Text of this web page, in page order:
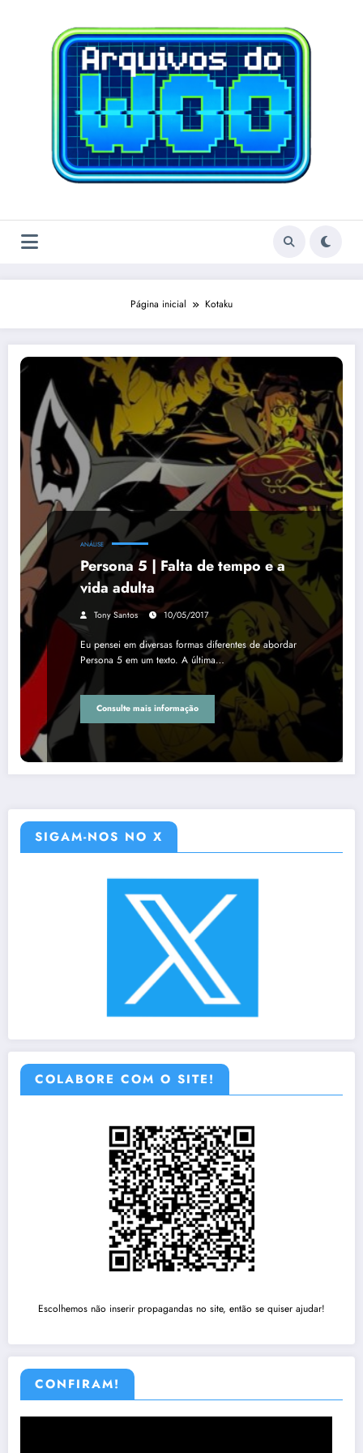
Página inicial Kotaku
ANÁLISE
Persona 5 | Falta de tempo e a
vida adulta
Tony Santos 10/05/2017
Eu pensei em diversas formas diferentes de abordar
Persona 5 em um texto. A última…
Consulte mais informação
SIGAM-NOS NO X
COLABORE COM O SITE!
Escolhemos não inserir propagandas no site, então se quiser ajudar!
CONFIRAM!